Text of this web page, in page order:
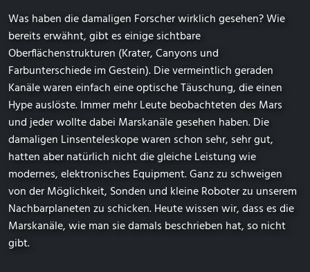
Was haben die damaligen Forscher wirklich gesehen? Wie
bereits erwähnt, gibt es einige sichtbare
Oberflächenstrukturen (Krater, Canyons und
Farbunterschiede im Gestein). Die vermeintlich geraden
Kanäle waren einfach eine optische Täuschung, die einen
Hype auslöste. Immer mehr Leute beobachteten des Mars
und jeder wollte dabei Marskanäle gesehen haben. Die
damaligen Linsenteleskope waren schon sehr, sehr gut,
hatten aber natürlich nicht die gleiche Leistung wie
modernes, elektronisches Equipment. Ganz zu schweigen
von der Möglichkeit, Sonden und kleine Roboter zu unserem
Nachbarplaneten zu schicken. Heute wissen wir, dass es die
Marskanäle, wie man sie damals beschrieben hat, so nicht
gibt.